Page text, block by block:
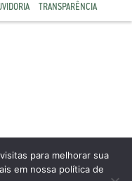
TRANSPARÊNCIA
para melhorar sua
em nossa política de